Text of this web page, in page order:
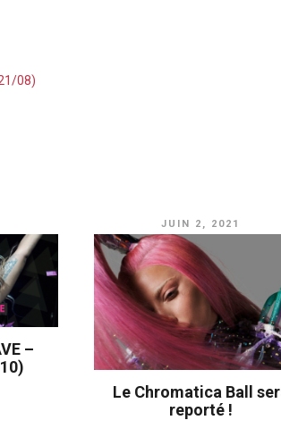
Pas de vidéo disponible
Just Dance
Love Game
Telephone
Pas de vidéo disponible
Applause
Come to Mama
08)
–
JUIN 2, 2021
Le Chromatica Ball
reporté !